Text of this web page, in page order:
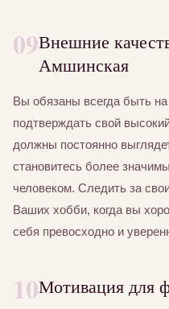
09Внешние
Амшинская
Вы обязаны всегда быть
подтверждать свой
должны постоянно
становитесь более
человеком. Следить за
Ваших хобби, когда вы
себя превосходно и
10Мотивация для